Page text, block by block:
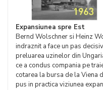
Expansiunea spre Est
Bernd Wolschner si Heinz
indraznit a face un pas
preluarea uzinelor din
ce a condus compania pe
cotarea la bursa de la Viena
pus in practica viziunea